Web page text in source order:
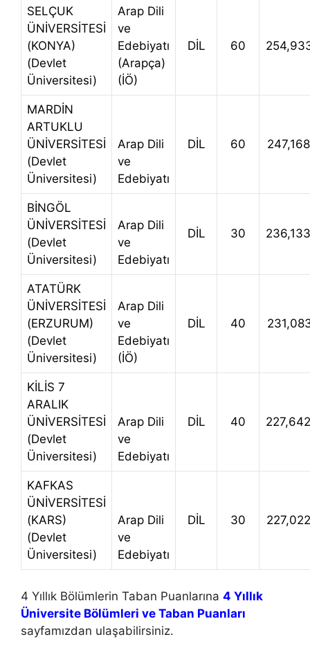
SELÇUK
ÜNİVERSİTESİ
(KONYA)
(Devlet
Üniversitesi)
Arap Dili
ve
Edebiyatı
(Arapça)
(İÖ)
DİL 60
MARDİN
ARTUKLU
ÜNİVERSİTESİ
(Devlet
Üniversitesi)
Arap Dili
ve
Edebiyatı
DİL 60
BİNGÖL
ÜNİVERSİTESİ
(Devlet
Üniversitesi)
Arap Dili
ve
Edebiyatı
DİL 30
ATATÜRK
ÜNİVERSİTESİ
(ERZURUM)
(Devlet
Üniversitesi)
Arap Dili
ve
Edebiyatı
(İÖ)
DİL 40
KİLİS 7
ARALIK
ÜNİVERSİTESİ
(Devlet
Üniversitesi)
Arap Dili
ve
Edebiyatı
DİL 40
KAFKAS
ÜNİVERSİTESİ
(KARS)
(Devlet
Üniversitesi)
Arap Dili
ve
Edebiyatı
DİL 30
4 Yıllık Bölümlerin Taban Puanlarına 4 Yıllık
Üniversite Bölümleri ve Taban Puanları
sayfamızdan ulaşabilirsiniz.